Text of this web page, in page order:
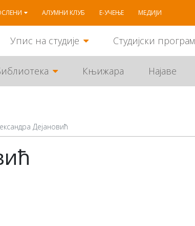
АЛУМНИ КЛУБ Е-УЧЕЊЕ МЕДИЈИ
Упис на студије Студијски
Књижара Најаве
Дејановић